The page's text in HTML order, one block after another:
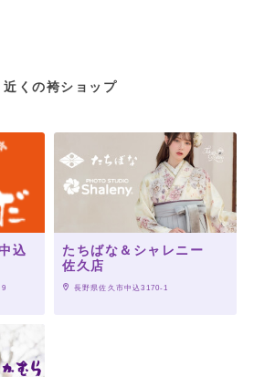
近くの袴ショップ
込
たちばな＆シャレニー
佐久店
長野県佐久市中込3170-1